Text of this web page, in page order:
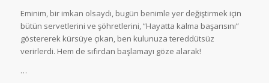
Eminim, bir imkan olsaydı, bugün benimle yer değiştirmek için
bütün servetlerini ve şöhretlerini, “Hayatta kalma başarısını”
göstererek kürsüye çıkan, ben kulunuza tereddütsüz
verirlerdi. Hem de sıfırdan başlamayı göze alarak!
…